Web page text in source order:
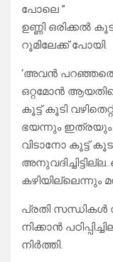
പോലെ ”
ഉണ്ണി ഒരിക്കൽ
റൂമിലേക്ക് പോയി.
‘അവൻ
ഒറ്റമോൻ
കൂട്ട് കൂടി
ഭയന്നും
വിടാനോ കൂട്ട്
കഴിയില്ലെന്നും
പ്രതി
നിക്കാൻ
നിർത്തി.